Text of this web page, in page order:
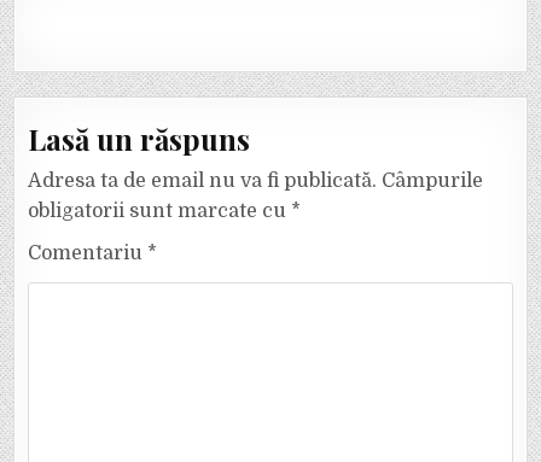
Lasă un răspuns
Adresa ta de email nu va fi publicată. Câmpurile
obligatorii sunt marcate cu *
Comentariu *